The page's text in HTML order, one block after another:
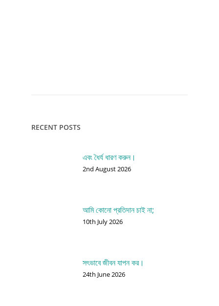
RECENT POSTS
এবং ধৈর্য ধারণ করুন।
2nd August 2026
আমি কোনো প্রতিদান চাই না;
10th July 2026
সৎভাবে জীবন যাপন কর।
24th June 2026